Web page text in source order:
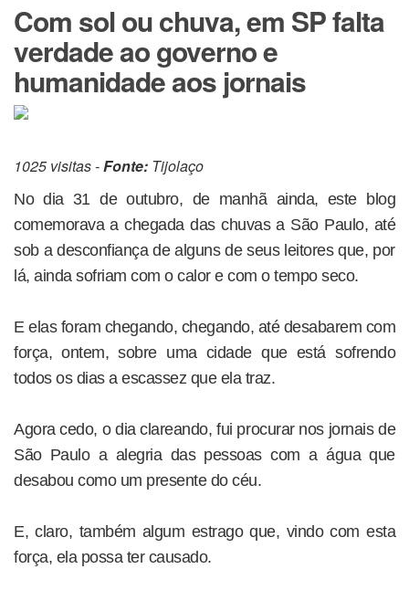
Com sol ou chuva, em SP falta
verdade ao governo e
humanidade aos jornais
1025 visitas -Fonte: Tijolaço
No dia 31 de outubro, de manhã ainda, este blog
comemorava a chegada das chuvas a São Paulo, até
sob a desconfiança de alguns de seus leitores que, por
lá, ainda sofriam com o calor e com o tempo seco.
E elas foram chegando, chegando, até desabarem com
força, ontem, sobre uma cidade que está sofrendo
todos os dias a escassez que ela traz.
Agora cedo, o dia clareando, fui procurar nos jornais de
São Paulo a alegria das pessoas com a água que
desabou como um presente do céu.
E, claro, também algum estrago que, vindo com esta
força, ela possa ter causado.